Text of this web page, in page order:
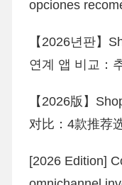
opciones
【2026년판】
연계 앱 비교：
【2026版】
对比：4款推荐
[2026 Edition]